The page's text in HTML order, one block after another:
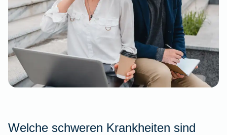
Welche schweren Krankheiten sind